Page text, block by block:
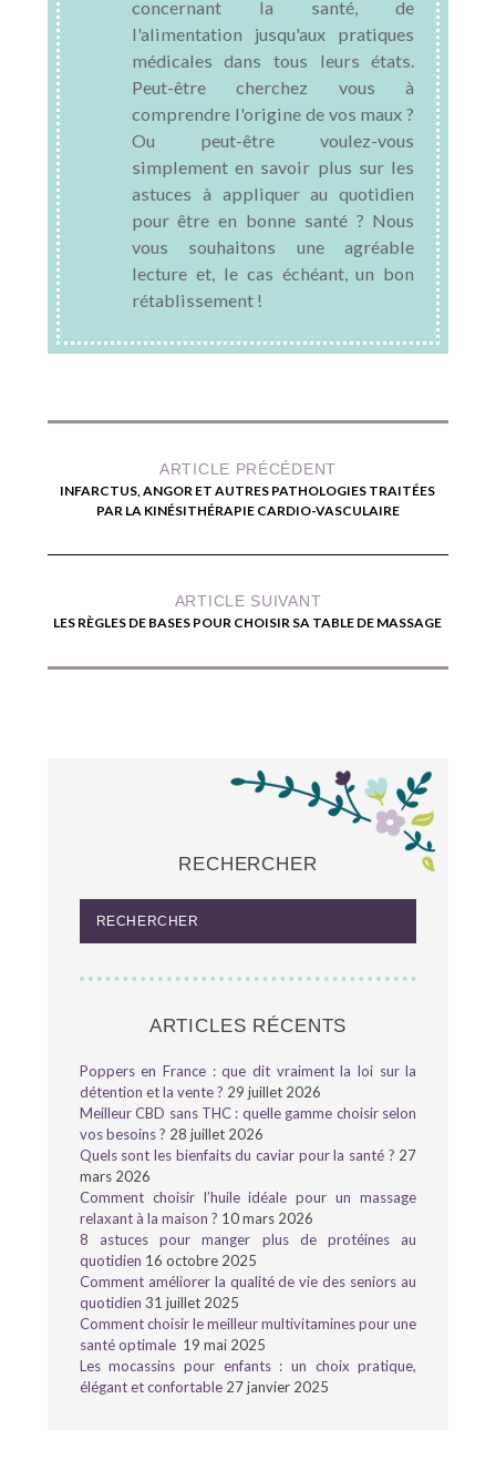
concernant la santé, de
l'alimentation jusqu'aux pratiques
médicales dans tous leurs états.
Peut-être cherchez vous à
comprendre l'origine de vos maux ?
Ou peut-être voulez-vous
simplement en savoir plus sur les
astuces à appliquer au quotidien
pour être en bonne santé ? Nous
vous souhaitons une agréable
lecture et, le cas échéant, un bon
rétablissement !
ARTICLE PRÉCÉDENT
INFARCTUS, ANGOR ET AUTRES PATHOLOGIES TRAITÉES
PAR LA KINÉSITHÉRAPIE CARDIO-VASCULAIRE
ARTICLE SUIVANT
LES RÈGLES DE BASES POUR CHOISIR SA TABLE DE MASSAGE
RECHERCHER
ARTICLES RÉCENTS
Poppers en France : que dit vraiment la loi sur la
détention et la vente ? 29 juillet 2026
Meilleur CBD sans THC : quelle gamme choisir selon
vos besoins ? 28 juillet 2026
Quels sont les bienfaits du caviar pour la santé ? 27
mars 2026
Comment choisir l’huile idéale pour un massage
relaxant à la maison ? 10 mars 2026
8 astuces pour manger plus de protéines au
quotidien 16 octobre 2025
Comment améliorer la qualité de vie des seniors au
quotidien 31 juillet 2025
Comment choisir le meilleur multivitamines pour une
santé optimale 19 mai 2025
Les mocassins pour enfants : un choix pratique,
élégant et confortable 27 janvier 2025